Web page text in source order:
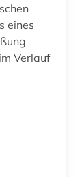
eines
Verlauf